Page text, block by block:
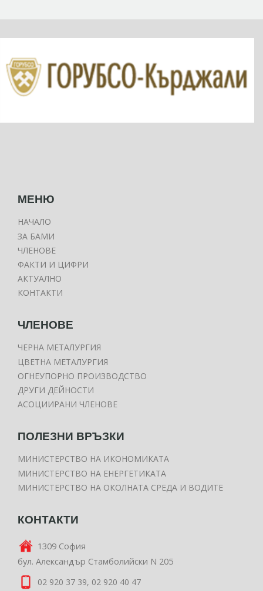
МЕНЮ
НАЧАЛО
ЗА БАМИ
ЧЛЕНОВЕ
ФАКТИ И ЦИФРИ
АКТУАЛНО
КОНТАКТИ
ЧЛЕНОВЕ
ЧЕРНА МЕТАЛУРГИЯ
ЦВЕТНА МЕТАЛУРГИЯ
ОГНЕУПОРНО ПРОИЗВОДСТВО
ДРУГИ ДЕЙНОСТИ
АСОЦИИРАНИ ЧЛЕНОВЕ
ПОЛЕЗНИ ВРЪЗКИ
МИНИСТЕРСТВО НА ИКОНОМИКАТА
МИНИСТЕРСТВО НА ЕНЕРГЕТИКАТА
МИНИСТЕРСТВО НА ОКОЛНАТА СРЕДА И ВОДИТЕ
КОНТАКТИ
1309 София
бул. Александър Стамболийски N 205
02 920 37 39, 02 920 40 47